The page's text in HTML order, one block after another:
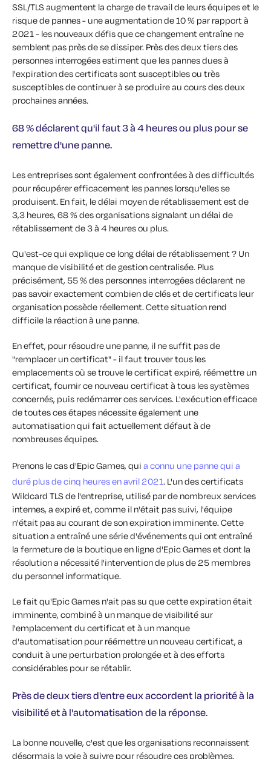
SSL/TLS augmentent la charge de travail de leurs équipes et le
risque de pannes - une augmentation de 10 % par rapport à
2021 - les nouveaux défis que ce changement entraîne ne
semblent pas près de se dissiper. Près des deux tiers des
personnes interrogées estiment que les pannes dues à
l'expiration des certificats sont susceptibles ou très
susceptibles de continuer à se produire au cours des deux
prochaines années.
68 % déclarent qu'il faut 3 à 4 heures ou plus pour se
remettre d'une panne.
Les entreprises sont également confrontées à des difficultés
pour récupérer efficacement les pannes lorsqu'elles se
produisent. En fait, le délai moyen de rétablissement est de
3,3 heures, 68 % des organisations signalant un délai de
rétablissement de 3 à 4 heures ou plus.
Qu'est-ce qui explique ce long délai de rétablissement ? Un
manque de visibilité et de gestion centralisée. Plus
précisément, 55 % des personnes interrogées déclarent ne
pas savoir exactement combien de clés et de certificats leur
organisation possède réellement. Cette situation rend
difficile la réaction à une panne.
En effet, pour résoudre une panne, il ne suffit pas de
"remplacer un certificat" - il faut trouver tous les
emplacements où se trouve le certificat expiré, réémettre un
certificat, fournir ce nouveau certificat à tous les systèmes
concernés, puis redémarrer ces services. L'exécution efficace
de toutes ces étapes nécessite également une
automatisation qui fait actuellement défaut à de
nombreuses équipes.
Prenons le cas d'Epic Games, qui a connu une panne qui a
duré plus de cinq heures en avril 2021. L'un des certificats
Wildcard TLS de l'entreprise, utilisé par de nombreux services
internes, a expiré et, comme il n'était pas suivi, l'équipe
n'était pas au courant de son expiration imminente. Cette
situation a entraîné une série d'événements qui ont entraîné
la fermeture de la boutique en ligne d'Epic Games et dont la
résolution a nécessité l'intervention de plus de 25 membres
du personnel informatique.
Le fait qu'Epic Games n'ait pas su que cette expiration était
imminente, combiné à un manque de visibilité sur
l'emplacement du certificat et à un manque
d'automatisation pour réémettre un nouveau certificat, a
conduit à une perturbation prolongée et à des efforts
considérables pour se rétablir.
Près de deux tiers d'entre eux accordent la priorité à la
visibilité et à l'automatisation de la réponse.
La bonne nouvelle, c'est que les organisations reconnaissent
désormais la voie à suivre pour résoudre ces problèmes.